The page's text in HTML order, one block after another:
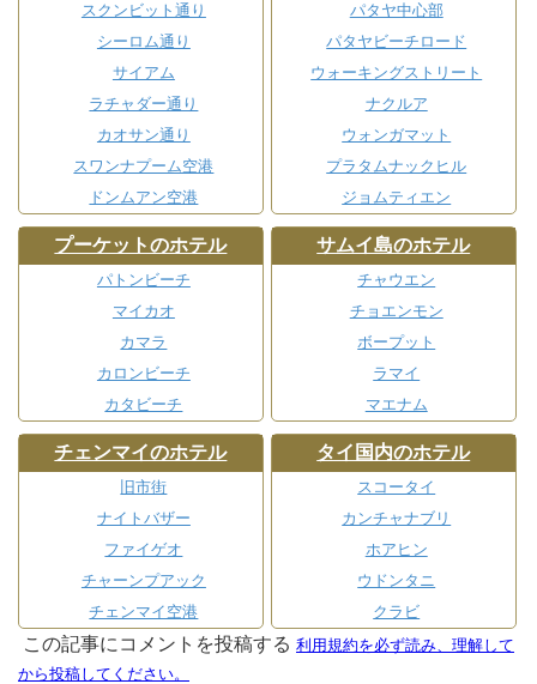
スクンビット通り
シーロム通り
サイアム
ラチャダー通り
カオサン通り
スワンナプーム空港
ドンムアン空港
パタヤ中心部
パタヤビーチロード
ウォーキングストリート
ナクルア
ウォンガマット
プラタムナックヒル
ジョムティエン
プーケットのホテル
パトンビーチ
マイカオ
カマラ
カロンビーチ
カタビーチ
サムイ島のホテル
チャウエン
チョエンモン
ボープット
ラマイ
マエナム
チェンマイのホテル
旧市街
ナイトバザー
ファイゲオ
チャーンプアック
チェンマイ空港
タイ国内のホテル
スコータイ
カンチャナブリ
ホアヒン
ウドンタニ
クラビ